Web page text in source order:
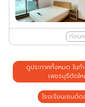
ก่อน
ดูประกาศทั้งหมด ในท
เพชรบุรีตัดใ
โรงเรียนเซนต์